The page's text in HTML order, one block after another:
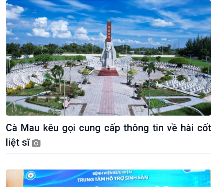
Chính trị
Tin Chính trị
Chính phủ với người dân
Quốc hội với cử tri
Đảng trong cuộc sống
Nhận diện sự thật
Thế giới
Tin thế giới
Vấn đề quốc tế
Biên cương - Một dải vững
bền
Cà Mau kêu gọi cung cấp thông tin về hài cốt
liệt sĩ